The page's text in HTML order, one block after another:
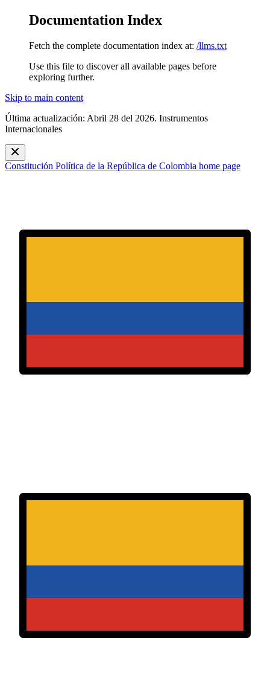
Documentation Index
Fetch the complete documentation index at: /llms.txt
Use this file to discover all available pages before
exploring further.
Skip to main content
Última actualización: Abril 28 del 2026. Instrumentos
Internacionales
Constitución Política de la República de Colombia home page